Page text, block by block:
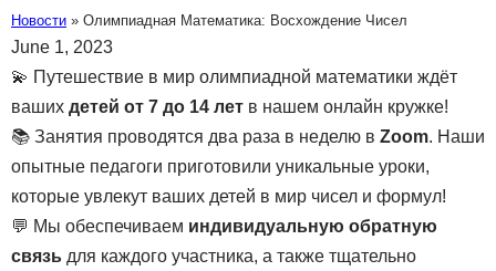
Новости » Олимпиадная Математика: Восхождение Чисел
June 1, 2023
💫 Путешествие в мир олимпиадной математики ждёт
ваших детей от 7 до 14 лет в нашем онлайн кружке!
📚 Занятия проводятся два раза в неделю в Zoom. Наши
опытные педагоги приготовили уникальные уроки,
которые увлекут ваших детей в мир чисел и формул!
💬 Мы обеспечиваем индивидуальную обратную
связь для каждого участника, а также тщательно